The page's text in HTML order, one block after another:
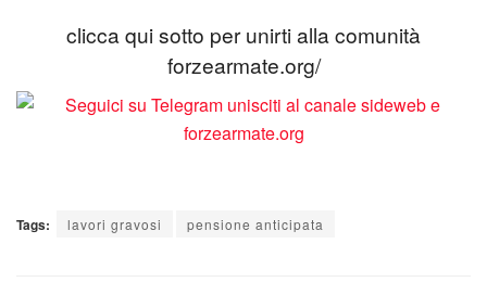
clicca qui sotto per unirti alla comunità
forzearmate.org/
Tags: lavori gravosi pensione anticipata